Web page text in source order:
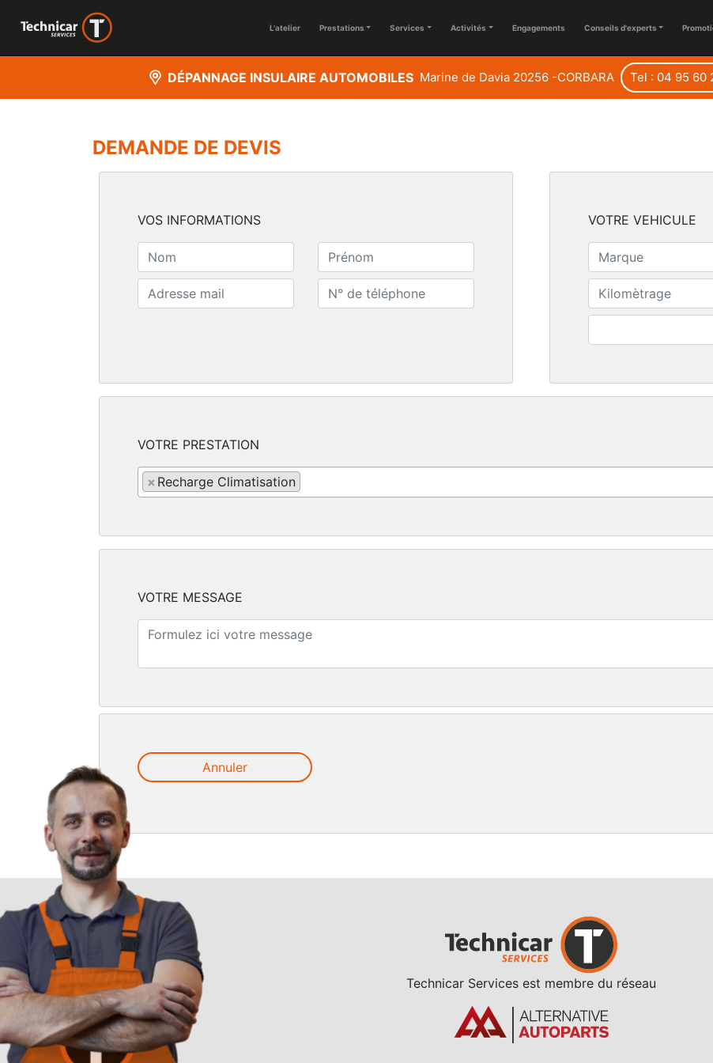
L'atelier Prestations Services Activités Engagements Conseils d'experts
DÉPANNAGE INSULAIRE AUTOMOBILES Marine de Davia 20256 -CORBARA Tel : 04 95 60
DEMANDE DE DEVIS
VOS INFORMATIONS VOTRE VEHICULE
VOTRE PRESTATION
× Recharge Climatisation
VOTRE MESSAGE
Annuler
Technicar Services est membre du réseau